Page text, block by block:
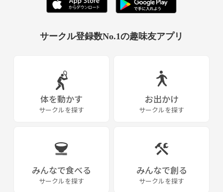
サークル登録数No.1の趣味友アプリ
体を動かす
サークルを探す
お出かけ
サークルを探す
みんなで食べる
サークルを探す
みんなで創る
サークルを探す